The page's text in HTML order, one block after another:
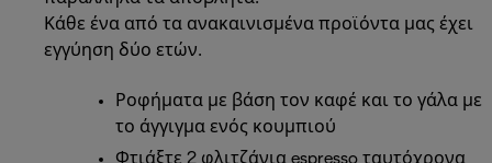
Κάθε ένα από τα ανακαινισμένα προϊόντα μας έχει
εγγύηση δύο ετών.
Ροφήματα με βάση τον καφέ και το γάλα με
το άγγιγμα ενός κουμπιού
Φτιάξτε 2 φλιτζάνια espresso ταυτόχρονα